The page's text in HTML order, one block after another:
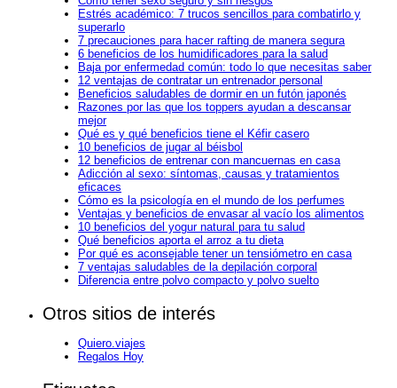
Estrés académico: 7 trucos sencillos para combatirlo y
superarlo
7 precauciones para hacer rafting de manera segura
6 beneficios de los humidificadores para la salud
Baja por enfermedad común: todo lo que necesitas saber
12 ventajas de contratar un entrenador personal
Beneficios saludables de dormir en un futón japonés
Razones por las que los toppers ayudan a descansar
mejor
Qué es y qué beneficios tiene el Kéfir casero
10 beneficios de jugar al béisbol
12 beneficios de entrenar con mancuernas en casa
Adicción al sexo: síntomas, causas y tratamientos
eficaces
Cómo es la psicología en el mundo de los perfumes
Ventajas y beneficios de envasar al vacío los alimentos
10 beneficios del yogur natural para tu salud
Qué beneficios aporta el arroz a tu dieta
Por qué es aconsejable tener un tensiómetro en casa
7 ventajas saludables de la depilación corporal
Diferencia entre polvo compacto y polvo suelto
Otros sitios de interés
Quiero.viajes
Regalos Hoy